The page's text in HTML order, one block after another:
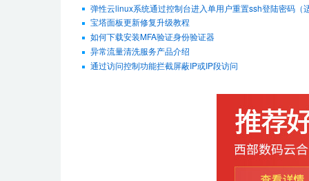
弹性云linux系统通过控制台进入单用户重置ssh登陆密码（
宝塔面板更新修复升级教程
如何下载安装MFA验证身份验证器
异常流量清洗服务产品介绍
通过访问控制功能拦截屏蔽IP或IP段访问